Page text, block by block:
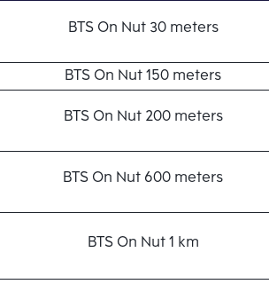
BTS On Nut 30 meters
BTS On Nut 150 meters
BTS On Nut 200 meters
BTS On Nut 600 meters
BTS On Nut 1 km